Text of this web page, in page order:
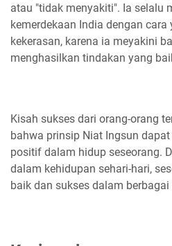
atau "tidak menyakiti". Ia selalu
kemerdekaan India dengan
kekerasan, karena ia meyakini
menghasilkan tindakan yang
Kisah sukses dari orang-orang
bahwa prinsip Niat Ingsun
positif dalam hidup seseorang.
dalam kehidupan sehari-hari,
baik dan sukses dalam